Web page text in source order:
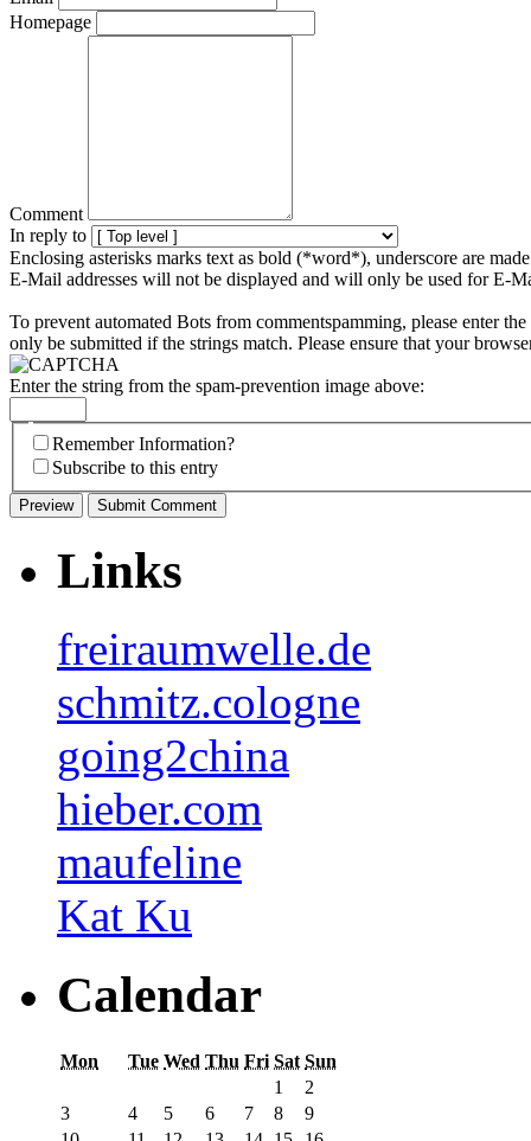
Homepage
Comment
In reply to
Enclosing asterisks marks text as bold (*word*), underscore are
E-Mail addresses will not be displayed and will only be used for E-
To prevent automated Bots from commentspamming, please enter
only be submitted if the strings match. Please ensure that your
Enter the string from the spam-prevention image above:
Remember Information?
Subscribe to this entry
Links
freiraumwelle.de
schmitz.cologne
going2china
hieber.com
maufeline
Kat Ku
Calendar
Mon Tue Wed Thu Fri Sat Sun
1
2
3
4 5 6 7 8
9